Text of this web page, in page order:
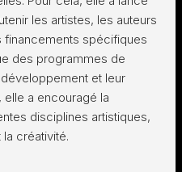
les artistes, les auteurs
financements spécifiques
des programmes de
et leur
elle a encouragé la
disciplines artistiques,
la créativité.